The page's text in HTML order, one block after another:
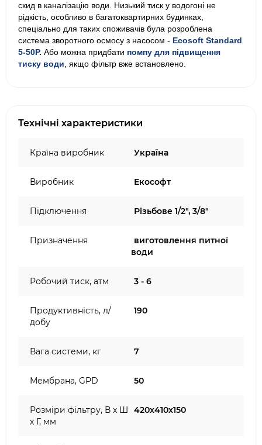
скид в каналізацію води. Низький тиск у водогоні не
рідкість, особливо в багатоквартирних будинках,
спеціально для таких споживачів була розроблена
система зворотного осмосу з насосом - Ecosoft Standard
5-50Р. Або можна придбати помпу для підвищення
тиску води , якщо фільтр вже встановлено.
Технічні характеристики
Країна виробник Україна
Виробник Екософт
Підключення Різьбове 1/2", 3/8"
Призначення
виготовлення питної
води
Робочий тиск, атм 3 - 6
Продуктивність, л/
добу
190
Вага системи, кг 7
Мембрана, GPD 50
Розміри фільтру, В х Ш
х Г, мм
420х410х150